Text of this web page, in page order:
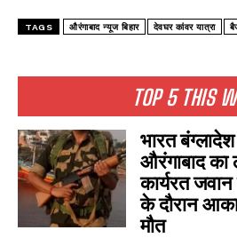
TOP 5 THIS
भारत
औरंगाबाद
कार्यरत
के दौरान
मौत
TAGS औरंगाबाद न्यूज बिहार देवघर कांवर यात्रा